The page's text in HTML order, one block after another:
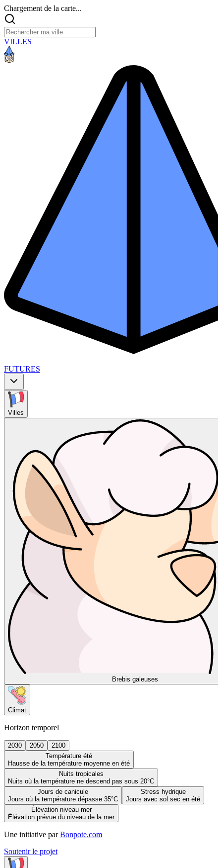
Chargement de la carte...
VILLES
FUTURES
Villes
Brebis galeuses
Climat
Horizon temporel
2030 2050
2100
Température été
Hausse de la température moyenne en été
Nuits tropicales
Nuits où la température ne descend pas sous 20°C
Jours de canicule
Jours où la température dépasse 35°C
Stress hydrique
Jours avec sol sec en été
Élévation niveau mer
Élévation prévue du niveau de la mer
Une initiative par Bonpote.com
Soutenir le projet